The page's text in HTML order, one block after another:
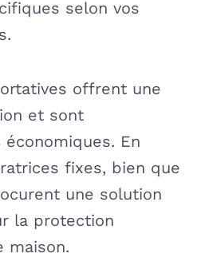
selon vos
offrent une
et sont
En
fixes, bien que
une solution
la protection
maison.